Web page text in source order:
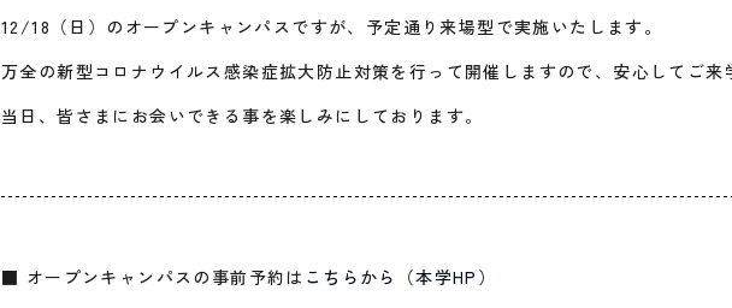
12/18（日）のオープンキャンパスですが、予定通り来場型で実施いたします。
万全の新型コロナウイルス感染症拡大防止対策を行って開催しますので、安心してご来
当日、皆さまにお会いできる事を楽しみにしております。
■ オープンキャンパスの事前予約は こちらから（本学HP）